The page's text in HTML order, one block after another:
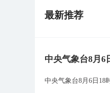
最新推荐
中央气象台8月6
中央气象台8月6日18